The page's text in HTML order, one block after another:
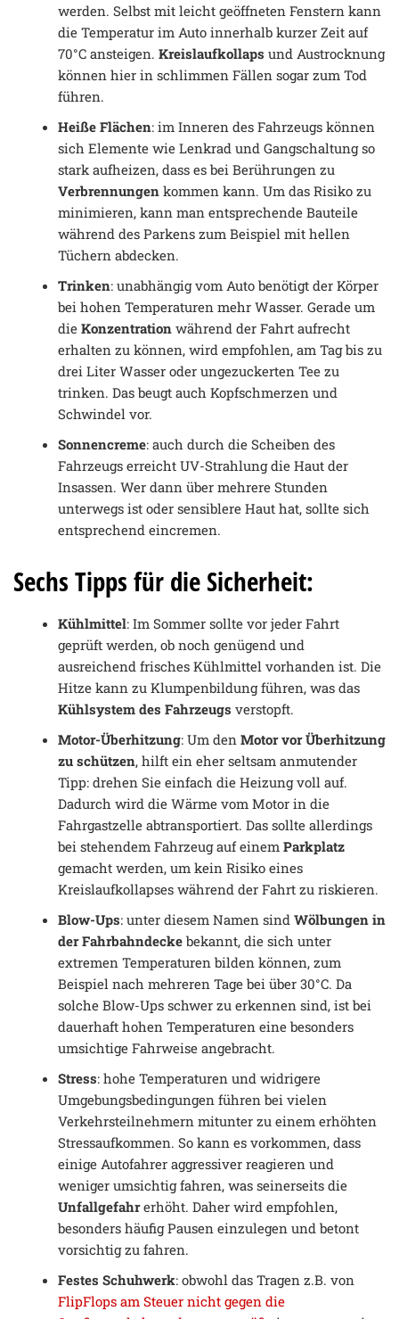
werden. Selbst mit leicht geöffneten Fenstern kann
die Temperatur im Auto innerhalb kurzer Zeit auf
70°C ansteigen. Kreislaufkollaps und Austrocknung
können hier in schlimmen Fällen sogar zum Tod
führen.
Heiße Flächen: im Inneren des Fahrzeugs können
sich Elemente wie Lenkrad und Gangschaltung so
stark aufheizen, dass es bei Berührungen zu
Verbrennungen kommen kann. Um das Risiko zu
minimieren, kann man entsprechende Bauteile
während des Parkens zum Beispiel mit hellen
Tüchern abdecken.
Trinken: unabhängig vom Auto benötigt der Körper
bei hohen Temperaturen mehr Wasser. Gerade um
die Konzentration während der Fahrt aufrecht
erhalten zu können, wird empfohlen, am Tag bis zu
drei Liter Wasser oder ungezuckerten Tee zu
trinken. Das beugt auch Kopfschmerzen und
Schwindel vor.
Sonnencreme: auch durch die Scheiben des
Fahrzeugs erreicht UV-Strahlung die Haut der
Insassen. Wer dann über mehrere Stunden
unterwegs ist oder sensiblere Haut hat, sollte sich
entsprechend eincremen.
Sechs Tipps für die Sicherheit:
Kühlmittel: Im Sommer sollte vor jeder Fahrt
geprüft werden, ob noch genügend und
ausreichend frisches Kühlmittel vorhanden ist. Die
Hitze kann zu Klumpenbildung führen, was das
Kühlsystem des Fahrzeugs verstopft.
Motor-Überhitzung: Um den Motor vor Überhitzung
zu schützen, hilft ein eher seltsam anmutender
Tipp: drehen Sie einfach die Heizung voll auf.
Dadurch wird die Wärme vom Motor in die
Fahrgastzelle abtransportiert. Das sollte allerdings
bei stehendem Fahrzeug auf einem Parkplatz
gemacht werden, um kein Risiko eines
Kreislaufkollapses während der Fahrt zu riskieren.
Blow-Ups: unter diesem Namen sind Wölbungen in
der Fahrbahndecke bekannt, die sich unter
extremen Temperaturen bilden können, zum
Beispiel nach mehreren Tage bei über 30°C. Da
solche Blow-Ups schwer zu erkennen sind, ist bei
dauerhaft hohen Temperaturen eine besonders
umsichtige Fahrweise angebracht.
Stress: hohe Temperaturen und widrigere
Umgebungsbedingungen führen bei vielen
Verkehrsteilnehmern mitunter zu einem erhöhten
Stressaufkommen. So kann es vorkommen, dass
einige Autofahrer aggressiver reagieren und
weniger umsichtig fahren, was seinerseits die
Unfallgefahrerhöht. Daher wird empfohlen,
besonders häufig Pausen einzulegen und betont
vorsichtig zu fahren.
Festes Schuhwerk: obwohl das Tragen z.B. von
FlipFlops am Steuer nicht gegen die